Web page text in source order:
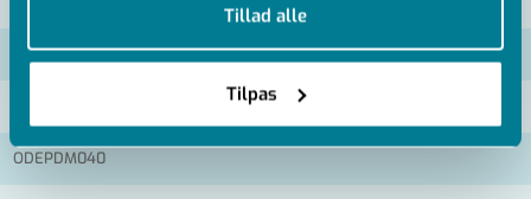
Tillad alle
Tilpas
Artikel nummer
ODEPDM040